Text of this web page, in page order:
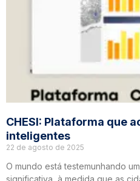
CHESI: Plataforma que
inteligentes
22 de agosto de 2025
O mundo está testemunhando
significativa, à medida que as